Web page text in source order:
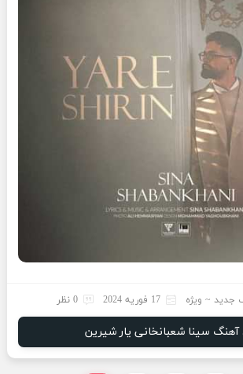
~ ویژه 17 فوریه 2024 0 نظر
آهنگ سینا شعبانخانی یار شیرین